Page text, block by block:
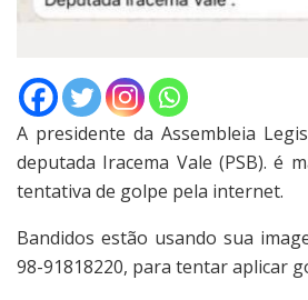
A presidente da Assembleia
deputada Iracema Vale (PSB). é
tentativa de golpe pela internet.
Bandidos estão usando sua
98-91818220, para tentar aplicar